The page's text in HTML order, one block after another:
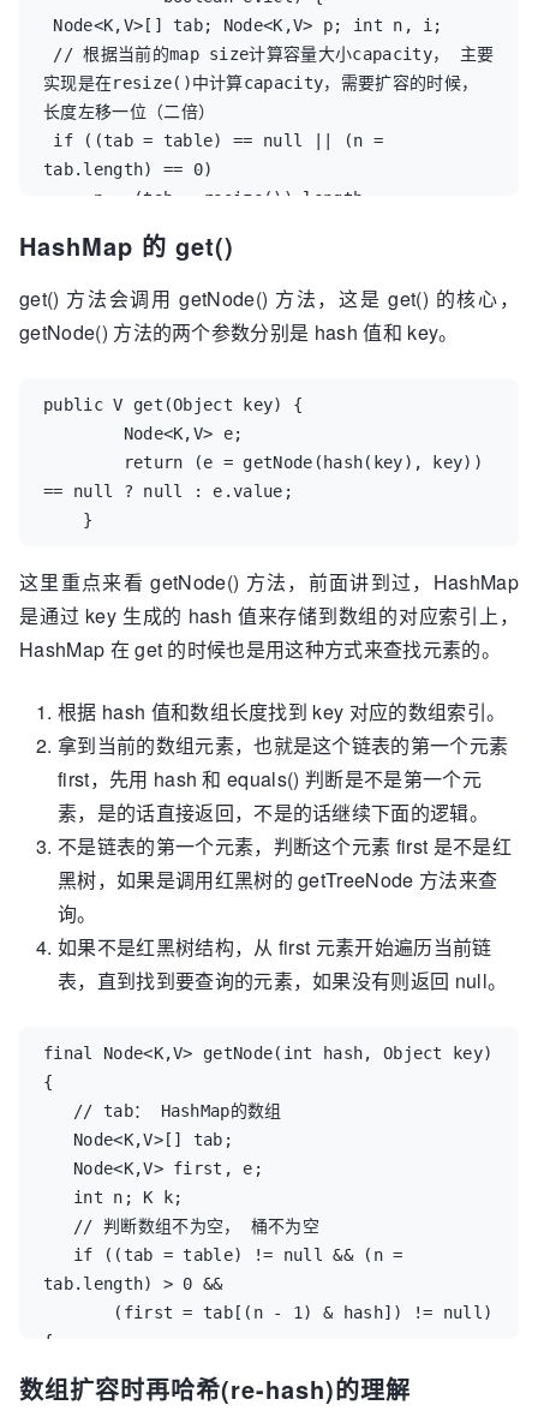
实现是在resize()中计算capacity，需要扩容的时候，
长度左移一位（二倍）
tab.length) == 0)
知道它的内部有不同的桶, 这个桶实际上就是一个链表结构
在。 (n - 1) & hash 相当于计算桶的序号， 根据桶序
号来找到对应的桶
一个数组 newNode(hash, key, value, null)
null);
盖value
     Node<K,V> e; K k;
     if (p.hash == hash &&
         ((k = p.key) == key || (key != null
         e = p;
     // 如果此链表是红黑树结构（TreeNode）
     else if (p instanceof TreeNode)
         e =
((TreeNode<K,V>)p).putTreeVal(this, tab,
hash, key, value);
     else {
         // 循环当前链表， 找出p.next为空的位置就
是链表的末端， 添加上
         for (int binCount = 0; ; ++binCount)
                p.next = newNode(hash, key,
value, null);
                 // 这里会判断这个链表是否需要转
换为红黑树链表
                 if (binCount >=
TREEIFY_THRESHOLD - 1) // -1 for 1st
                     treeifyBin(tab, hash);
                 break;
             }
             if (e.hash == hash &&
!= null && key.equals(k))))
HashMap 的 get()
get() 方法会调用 getNode() 方法，这是 get() 的核心，
getNode() 方法的两个参数分别是 hash 值和 key。
public V get(Object key) {
== null ? null : e.value;
    }
这里重点来看 getNode() 方法，前面讲到过，HashMap
是通过 key 生成的 hash 值来存储到数组的对应索引上，
HashMap 在 get 的时候也是用这种方式来查找元素的。
根据 hash 值和数组长度找到 key 对应的数组索引。
拿到当前的数组元素，也就是这个链表的第一个元素
first，先用 hash 和 equals() 判断是不是第一个元
素，是的话直接返回，不是的话继续下面的逻辑。
不是链表的第一个元素，判断这个元素 first 是不是红
黑树，如果是调用红黑树的 getTreeNode 方法来查
询。
如果不是红黑树结构，从 first 元素开始遍历当前链
表，直到找到要查询的元素，如果没有则返回 null。
final Node<K,V> getNode(int hash, Object key)
{
tab.length) > 0 &&
{
       if (first.hash == hash && // always
数组扩容时再哈希(re-hash)的理解